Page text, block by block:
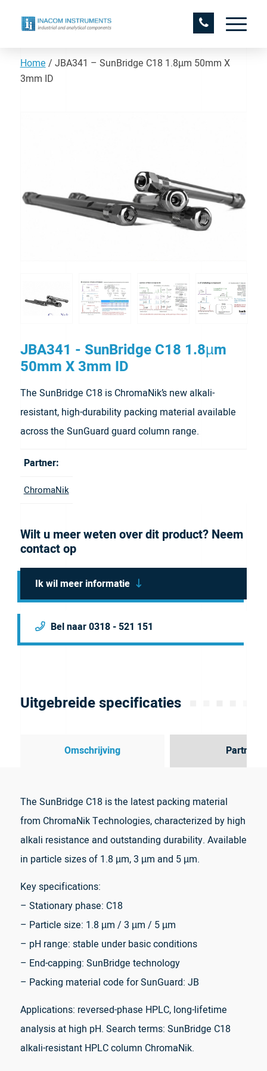
Home / JBA341 – SunBridge C18 1.8µm 50mm X
3mm ID
JBA341 - SunBridge C18 1.8µm
50mm X 3mm ID
The SunBridge C18 is ChromaNik’s new alkali-
resistant, high-durability packing material available
across the SunGuard guard column range.
Partner:
ChromaNik
Wilt u meer weten over dit product? Neem
contact op
Ik wil meer informatie
Bel naar 0318 - 521 151
Uitgebreide specificaties
Omschrijving Partner
The SunBridge C18 is the latest packing material
from ChromaNik Technologies, characterized by high
alkali resistance and outstanding durability. Available
in particle sizes of 1.8 µm, 3 µm and 5 µm.
Key specifications:
– Stationary phase: C18
– Particle size: 1.8 µm / 3 µm / 5 µm
– pH range: stable under basic conditions
– End-capping: SunBridge technology
– Packing material code for SunGuard: JB
Applications: reversed-phase HPLC, long-lifetime
analysis at high pH. Search terms: SunBridge C18
alkali-resistant HPLC column ChromaNik.